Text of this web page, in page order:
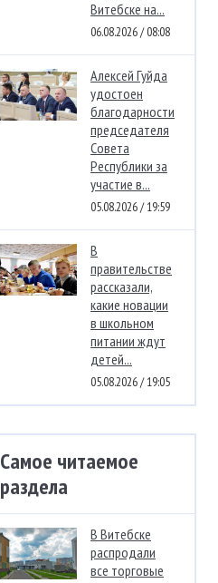
Витебске на...
06.08.2026 / 08:08
Алексей Гуйда
удостоен
благодарности
председателя
Совета
Республики за
участие в...
05.08.2026 / 19:59
В
правительстве
рассказали,
какие новации
в школьном
питании ждут
детей...
05.08.2026 / 19:05
Самое читаемое
раздела
В Витебске
распродали
все торговые